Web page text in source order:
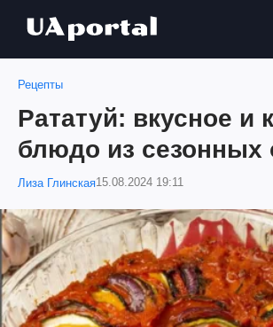
Рецепты
Рататуй: вкусное и
блюдо из сезонных
Лиза Глинская15.08.2024 19:11